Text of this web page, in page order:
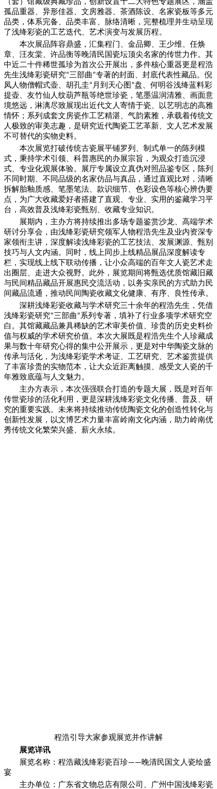
孤品重器、异形佳器、文房雅器、茶酒陈设、名家瓷板等多元
品类，体系完备、品类丰富、脉络清晰，完整梳理并生动呈现
了浅绛彩瓷的工艺迭代、艺术演变与发展历程。
本次展品阵容鼎盛，汇集程门、金品卿、王少维、任焕
章、汪友棠、许品衡等晚清民国瓷坛顶尖名家的传世力作。其
中近二十件稀世孤珍为首次公开展出，多件核心重器更是程浩
先生浅绛彩瓷研究“三部曲”专著的封面、封底代表性藏品。倪
凤人物僧帽式壶、胡孔圭“ 月到天心图”盘、何明谷浅绛蓝料彩
提壶、友竹仙人纹葫芦瓶等绝世珍瓷，笔墨温润清雅、画面意
境悠远，淋漓尽致展现出近代文人寄情于瓷、以艺明志的高雅
情怀；系列成套文房瓷作工艺精湛、气韵素雅，承载着传统文
人极致的审美志趣，是研究近代陶瓷工艺革新、文人艺术发展
不可替代的实物史料。
本次展览打破传统古瓷展平铺罗列、制式单一的陈列模
式，秉持学术引领、科普惠民的办展宗旨，为观众打造沉浸
式、专业化观展体验。展厅专属设立真伪对照品鉴专区，陈列
不同时期、不同品级的名家仿品与真品，通过直观比对，清晰
拆解胎釉质感、笔墨笔法、款识细节、色彩设色等核心辨伪要
点，为广大收藏爱好者搭建了直观、专业、实用的鉴藏学习平
台，高效普及浅绛彩瓷甄别、收藏专业知识。
展期内，主办方将持续推出多场专题鉴赏沙龙、高端学术
研讨分享会，由浅绛彩瓷研究领军人物程浩先生及业内资深专
家领衔主讲，深度解读浅绛彩瓷的工艺技法、发展渊源、甄别
技巧与人文内涵。同时，线上同步上线精品展品深度解读专
栏，实现线上线下联动传播，让小众高端的百年文人瓷艺术走
出圈层、走进大众视野。此外，展览期间将甄选优质馆藏旧藏
与民间精品藏品开展惠民交流活动，以务实亲民的方式助力民
间藏品流通，推动民间陶瓷收藏文化健康、有序、良性传承。
深耕浅绛彩瓷收藏与学术研究三十余年的程浩先生，凭借
浅绛彩瓷研究“三部曲”系列专著，填补了行业多项学术研究空
白。其馆藏藏品兼具稀缺的艺术审美价值、珍贵的历史史料价
值与权威的学术研究价值。本次大展既是程浩先生个人珍藏成
果与数十年研究心得的集中公开展示，更是对中华陶瓷文脉的
传承与活化，为浅绛彩瓷学术考证、工艺研究、艺术鉴赏提供
了丰富珍贵的实物范本，让大众近距离触摸、感受文人瓷的千
年雅致底蕴与人文魅力。
主办方表示，本次强强联合打造的专题大展，既是对百年
传世瓷珍的活化利用，更是深耕浅绛彩瓷文化传播、普及、研
究的重要实践。未来将持续推动传统陶瓷文化的创造性转化与
创新性发展，以文博艺术力量丰富岭南文化内涵，助力岭南优
秀传统文化繁荣兴盛、薪火永续。
程浩引导大家参观展览并作讲解
展览详讯
展览名称：程浩藏浅绛彩瓷百珍——晚清民国文人瓷绘盛
宴
主办单位：广东省文物总店有限公司、广州中国浅绛彩瓷